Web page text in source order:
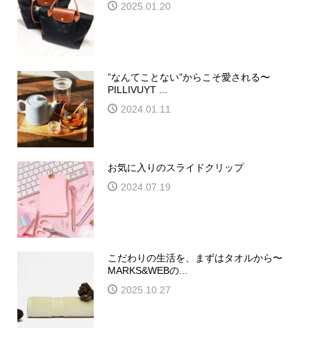
2025.01.20
”なんてことない”からこそ愛される〜
PILLIVUYT ...
2024.01.11
お気に入りのスライドクリップ
2024.07.19
こだわりの生活を、まずはタオルから〜
MARKS&WEBの...
2025.10.27